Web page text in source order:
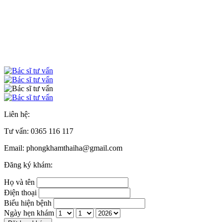
Liên hệ:
Tư vấn: 0365 116 117
Email: phongkhamthaiha@gmail.com
Đăng ký khám:
Họ và tên
Điện thoại
Biểu hiện bệnh
Ngày hẹn khám